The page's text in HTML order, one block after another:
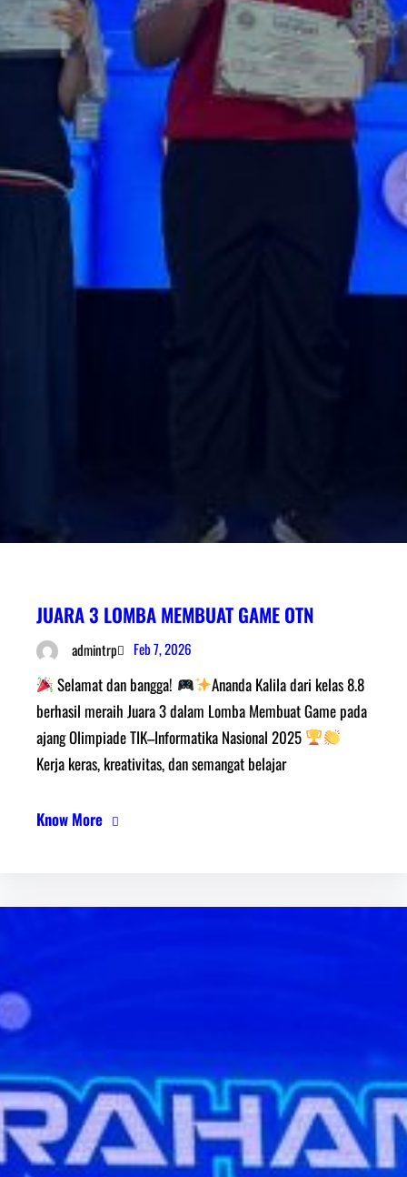
JUARA 3 LOMBA MEMBUAT GAME OTN
admintrp Feb 7, 2026
Selamat dan bangga!
Ananda Kalila dari kelas 8.8
berhasil meraih Juara 3 dalam Lomba Membuat Game pada
ajang Olimpiade TIK–Informatika Nasional 2025
Kerja keras, kreativitas, dan semangat belajar
Know More